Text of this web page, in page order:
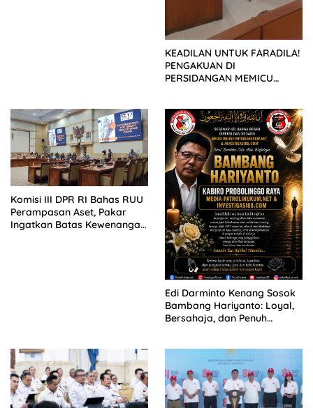
KEADILAN UNTUK FARADILA!
PENGAKUAN DI
PERSIDANGAN MEMICU
Komisi III DPR RI Bahas RUU
Perampasan Aset, Pakar
Ingatkan Batas Kewenangan
Edi Darminto Kenang Sosok
Bambang Hariyanto: Loyal,
Bersahaja, dan Penuh